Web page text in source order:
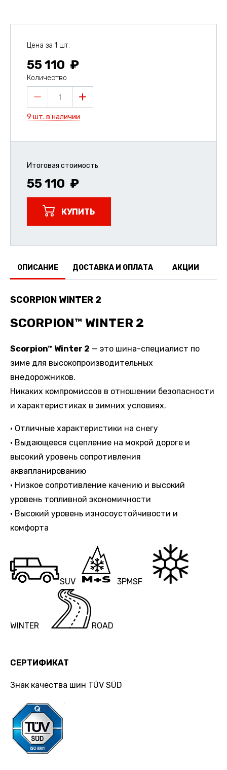
Цена за 1 шт.
55 110
Количество
1
9 шт. в наличии
Итоговая стоимость
55 110
КУПИТЬ
ОПИСАНИЕ ДОСТАВКА И ОПЛАТА АКЦИИ
SCORPION WINTER 2
SCORPION™ WINTER 2
Scorpion™ Winter 2 — это шина-специалист по
зиме для высокопроизводительных
внедорожников.
Никаких компромиссов в отношении безопасности
и характеристиках в зимних условиях.
• Отличные характеристики на снегу
• Выдающееся сцепление на мокрой дороге и
высокий уровень сопротивления
аквапланированию
• Низкое сопротивление качению и высокий
уровень топливной экономичности
• Высокий уровень износоустойчивости и
комфорта
SUV 3PMSF
WINTER ROAD
СЕРТИФИКАТ
Знак качества шин TÜV SÜD